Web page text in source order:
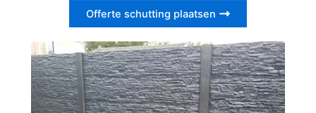
Offerte schutting plaatsen